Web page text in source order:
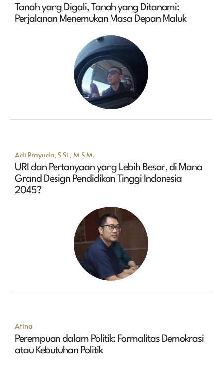
Tanah yang Digali, Tanah yang Ditanami:
Perjalanan Menemukan Masa Depan Maluk
Adi Prayuda, S.Si., M.S.M.
URI dan Pertanyaan yang Lebih Besar, di Mana
Grand Design Pendidikan Tinggi Indonesia
2045?
Atina
Perempuan dalam Politik: Formalitas Demokrasi
atau Kebutuhan Politik